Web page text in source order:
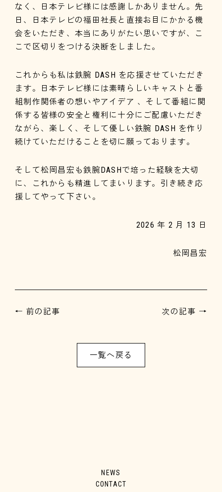
なく、日本テレビ様には感謝しかありません。先
日、日本テレビの福田社長と直接お目にかかる機
会をいただき、本当にありがたい思いですが、こ
こで区切りをつける決断をしました。
これからも私は鉄腕 DASH を応援させていただき
ます。日本テレビ様には素晴らしいキャストと番
組制作関係者の想いやアイデア 、そして番組に関
係する皆様の安全と権利に十分にご配慮いただき
ながら、楽しく、そして優しい鉄腕 DASH を作り
続けていただけることを切に願っております。
そして松岡昌宏も鉄腕DASHで培った経験を大切
に、これからも精進してまいります。引き続き応
援してやって下さい。
2026 年 2 月 13 日
松岡昌宏
← 前の記事 次の記事 →
一覧へ戻る
NEWS
CONTACT